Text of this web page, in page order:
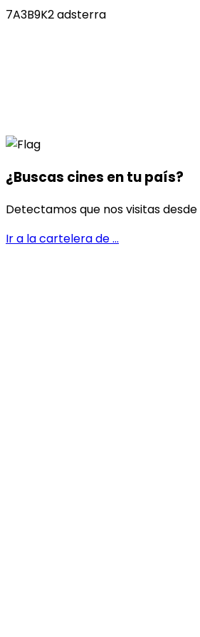
7A3B9K2 adsterra
¿Buscas cines entu país?
Detectamos que nos visitas desde
Ir a la cartelera de...